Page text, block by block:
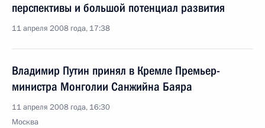
перспективы и большой потенциал развития
11 апреля 2008 года, 17:38
Владимир Путин принял в Кремле Премьер-
министра Монголии Санжийна Баяра
11 апреля 2008 года, 16:30
Москва